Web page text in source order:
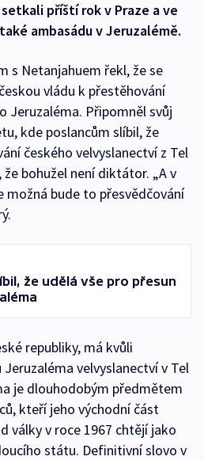
příští rok v Praze a ve
ambasádu v Jeruzalémě.
s Netanjahuem řekl, že se
vládu k přestěhování
Jeruzaléma. Připomněl svůj
kde poslancům slíbil, že
českého velvyslanectví z Tel
bohužel není diktátor. „A v
bude to přesvědčování
že udělá vše pro přesun
republiky, má kvůli
velvyslanectví v Tel
je dlouhodobým předmětem
kteří jeho východní část
války v roce 1967 chtějí jako
státu. Definitivní slovo v